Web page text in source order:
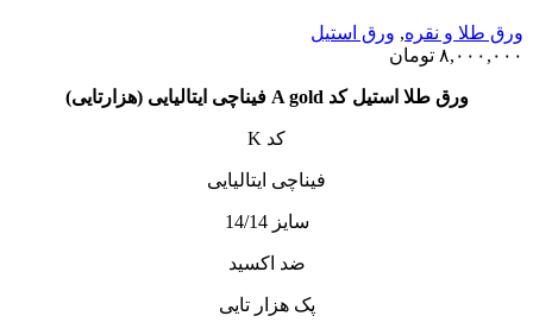
ورق طلا و نقره, ورق استیل
۸,۰۰۰,۰۰۰ تومان
ورق طلا استیل کد A gold فیناچی ایتالیایی (هزارتایی)
کد K
فیناچی ایتالیایی
سایز 14/14
ضد اکسید
پک هزار تایی